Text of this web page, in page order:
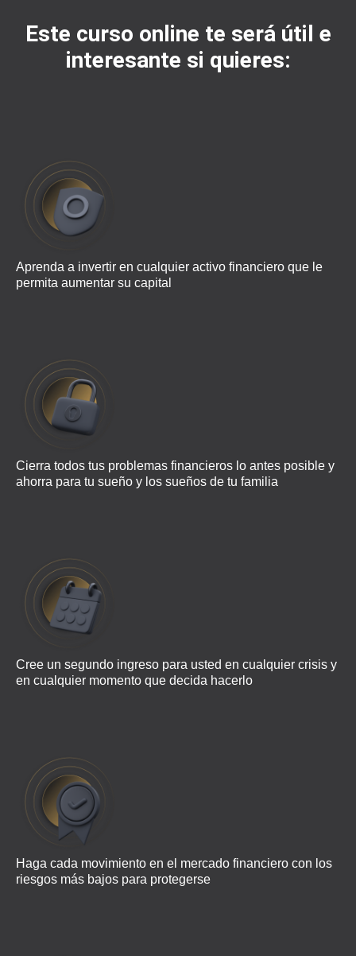
Este curso online te será útil e
interesante si quieres:
Aprenda a invertir en cualquier activo financiero que le
permita aumentar su capital
Cierra todos tus problemas financieros lo antes posible y
ahorra para tu sueño y los sueños de tu familia
Cree un segundo ingreso para usted en cualquier crisis y
en cualquier momento que decida hacerlo
Haga cada movimiento en el mercado financiero con los
riesgos más bajos para protegerse